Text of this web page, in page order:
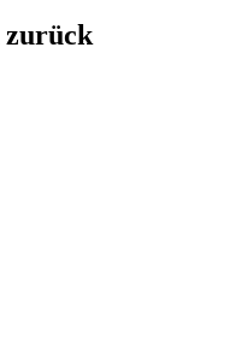
zurück